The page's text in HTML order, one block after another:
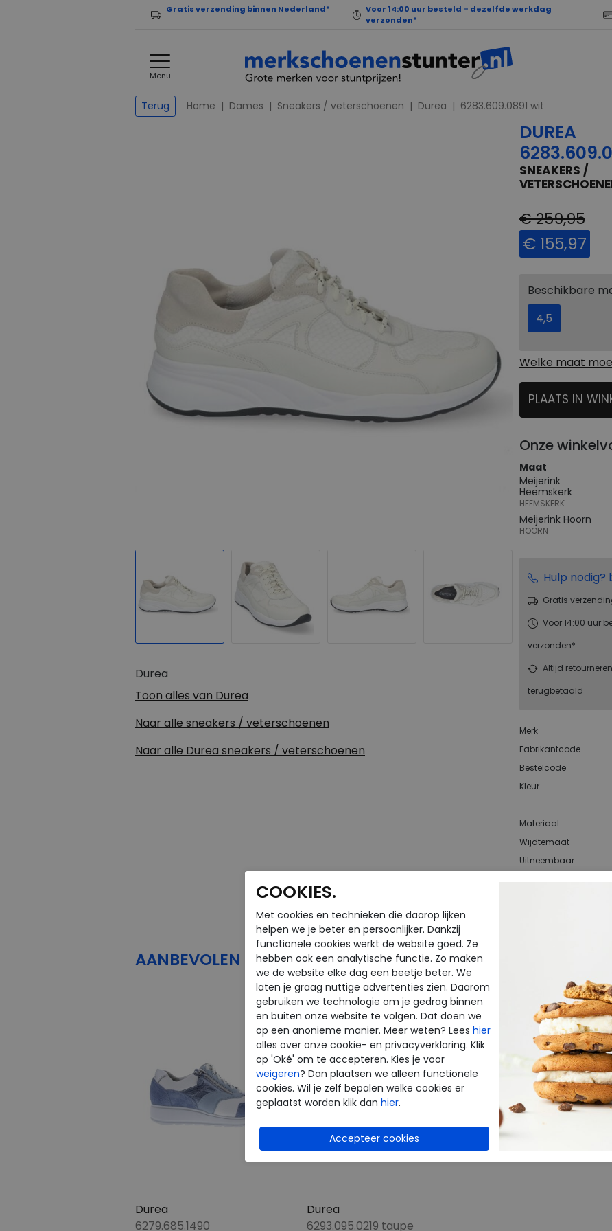
Gratis verzending binnen Nederland*
Voor 14:00 uur besteld = dezelfde werkdag
verzonden*
Menu
Terug Home Dames Sneakers / veterschoenen Durea 6283.609.0891 wit
Durea
Toon alles van Durea
Naar alle sneakers / veterschoenen
Naar alle Durea sneakers / veterschoenen
DUREA
SNEAKERS /
€ 259,95
€ 155,97
Beschikbare
4,5
Welke maat
PLAATS IN
Onze
Maat
Meijerink
Heemskerk
HEEMSKERK
Meijerink Hoorn
HOORN
Hulp nodig?
Gratis
Voor 14:00 uur
verzonden*
Altijd
terugbetaald
Merk
Fabrikantcode
Bestelcode
Kleur
Materiaal
Wijdtemaat
Uitneembaar
AANBEVOLEN PRODUCTEN
Durea
6279.685.1490
Durea
6293.095.0219 taupe
COOKIES.
Met cookies en technieken die daarop lijken
helpen we je beter en persoonlijker. Dankzij
functionele cookies werkt de website goed. Ze
hebben ook een analytische functie. Zo maken
we de website elke dag een beetje beter. We
laten je graag nuttige advertenties zien. Daarom
gebruiken we technologie om je gedrag binnen
en buiten onze website te volgen. Dat doen we
op een anonieme manier. Meer weten? Lees hier
alles over onze cookie- en privacyverklaring. Klik
op 'Oké' om te accepteren. Kies je voor
weigeren? Dan plaatsen we alleen functionele
cookies. Wil je zelf bepalen welke cookies er
geplaatst worden klik dan hier.